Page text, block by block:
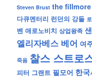
Steven Brust the fillmore
다큐멘터리 런던의 강들
벤 애로노비치 상업왕족
엘리자베스 베어 여
죽음 찰스 스트로
피터 그랜트 필모어 한